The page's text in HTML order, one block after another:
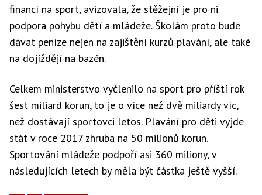
financí na sport, avizovala, že stěžejní je pro ni
podpora pohybu dětí a mládeže. Školám proto bude
dávat peníze nejen na zajištění kurzů plavání, ale také
na dojíždějí na bazén.
Celkem ministerstvo vyčlenilo na sport pro příští rok
šest miliard korun, to je o více než dvě miliardy víc,
než dostávají sportovci letos. Plavání pro děti vyjde
stát v roce 2017 zhruba na 50 milionů korun.
Sportování mládeže podpoří asi 360 miliony, v
následujících letech by měla být částka ještě vyšší.